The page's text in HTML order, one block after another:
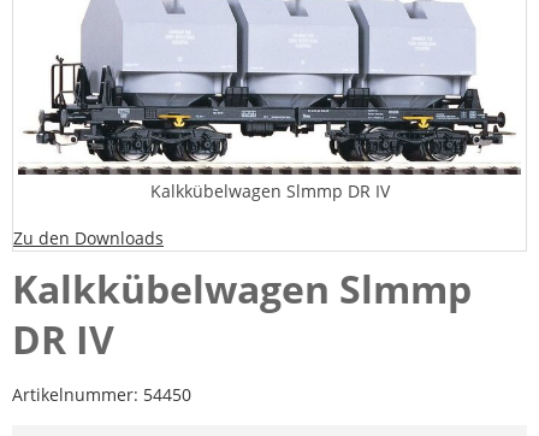
Kalkkübelwagen Slmmp DR IV
Zu den Downloads
Kalkkübelwagen Slmmp
DR IV
Artikelnummer: 54450